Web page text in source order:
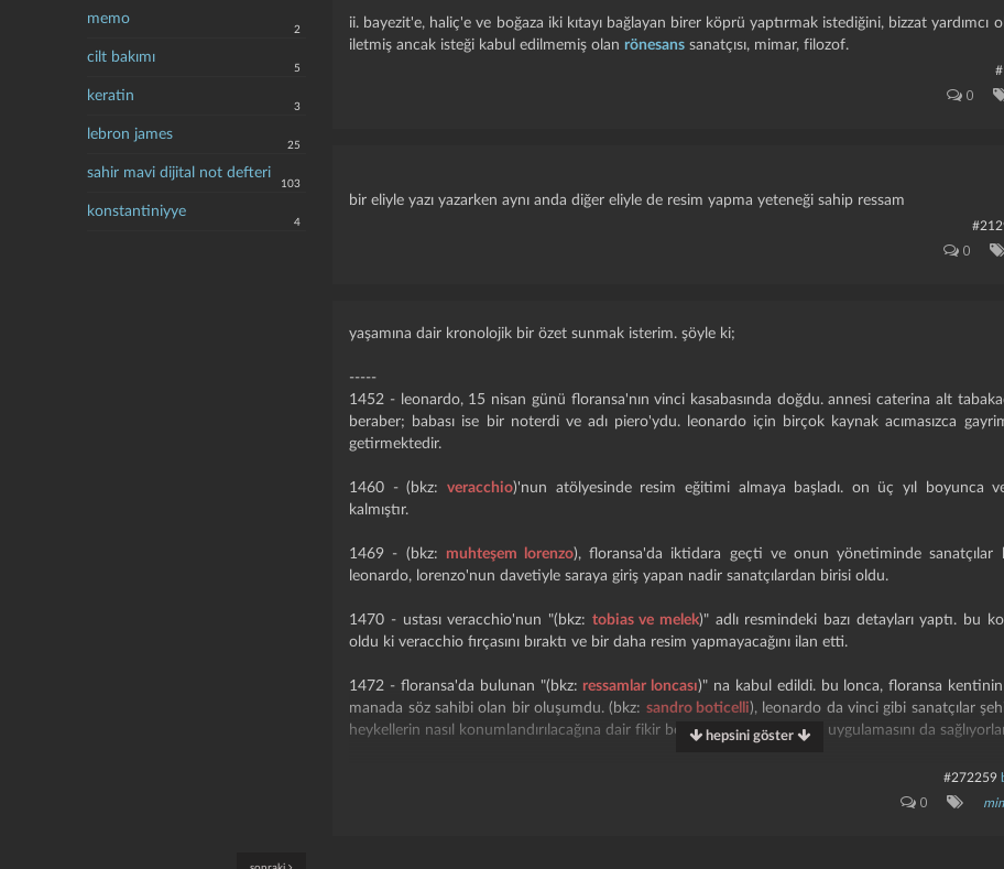
memo
2
cilt bakımı
5
keratin
3
lebron james
25
sahir mavi dijital not defteri
103
konstantiniyye
4
ii. bayezit'e, haliç'e ve boğaza iki kıtayı bağlayan birer köprü yaptırmak istediğini, bizzat yardımcı
iletmiş ancak isteği kabul edilmemiş olan rönesans sanatçısı, mimar, filozof.
0
bir eliyle yazı yazarken aynı anda diğer eliyle de resim yapma yeteneği sahip ressam
0
yaşamına dair kronolojik bir özet sunmak isterim. şöyle ki;
-----
1452 - leonardo, 15 nisan günü floransa'nın vinci kasabasında doğdu. annesi caterina alt
beraber; babası ise bir noterdi ve adı piero'ydu. leonardo için birçok kaynak acımasızca
getirmektedir.
1460 - (bkz:veracchio)'nun atölyesinde resim eğitimi almaya başladı. on üç yıl boyunca
kalmıştır.
1469 - (bkz: muhteşem lorenzo), floransa'da iktidara geçti ve onun yönetiminde sanatçılar
leonardo, lorenzo'nun davetiyle saraya giriş yapan nadir sanatçılardan birisi oldu.
1470 - ustası veracchio'nun "(bkz: tobias ve melek)" adlı resmindeki bazı detayları yaptı. bu
oldu ki veracchio fırçasını bıraktı ve bir daha resim yapmayacağını ilan etti.
1472 - floransa'da bulunan "(bkz: ressamlar loncası)" na kabul edildi. bu lonca, floransa kentinin
manada söz sahibi olan bir oluşumdu. (bkz: sandro boticelli), leonardo da vinci gibi sanatçılar
heykellerin nasıl konumlandırılacağına dair fikir beyan etmekle beraber; uygulamasını da
)" adlı
leonardo'nın bilinen ilk bireysel tablosudur. diğer bir bağımsız çalışmalarından birisi olan
hepsini göster
#272259
0